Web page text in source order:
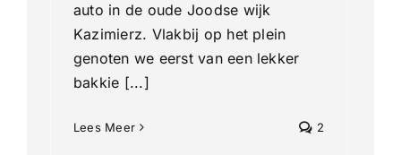
auto in de oude Joodse wijk
Kazimierz. Vlakbij op het plein
genoten we eerst van een lekker
bakkie [...]
Lees Meer 2